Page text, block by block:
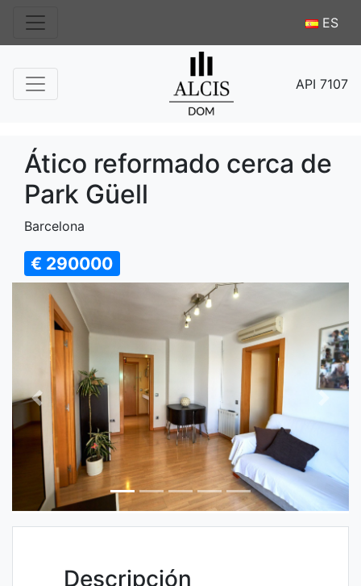
ES
API 7107
Ático reformado cerca de
Park Güell
Barcelona
€ 290000
Previous
Descripción